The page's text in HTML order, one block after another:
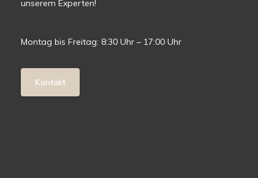
unserem Experten!
Montag bis Freitag: 8:30 Uhr – 17:00 Uhr
Kontakt